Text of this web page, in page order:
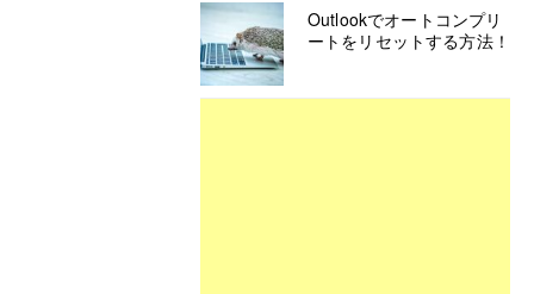
Outlookでオートコンプリ
ートをリセットする方法！